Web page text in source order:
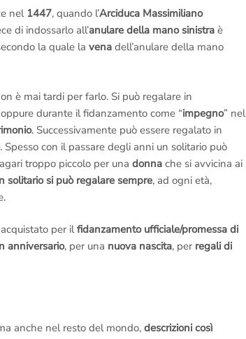
nel 1447, quando l’Arciduca Massimiliano
di indossarlo all’anulare della mano sinistra è
la quale la vena dell’anulare della mano
è mai tardi per farlo. Si può regalare in
durante il fidanzamento come “impegno” nel
. Successivamente può essere regalato in
. Spesso con il passare degli anni un solitario può
troppo piccolo per una donna che si avvicina ai
solitario si può regalare sempre, ad ogni età,
per ilfidanzamento ufficiale/promessa di
anniversario, per una nuova nascita, per regali di
anche nel resto del mondo, descrizioni così